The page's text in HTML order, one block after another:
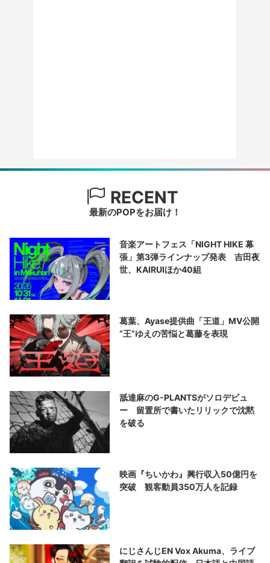
RECENT
最新のPOPをお届け！
音楽アートフェス「NIGHT HIKE 幕
張」第3弾ラインナップ発表 吉田夜
世、KAIRUIほか40組
葛葉、Ayase提供曲「王道」MV公開
“王”ゆえの苦悩と葛藤を表現
舐達麻のG-PLANTSがソロデビュ
ー 留置所で書いたリリックで沈黙
を破る
映画『ちいかわ』興行収入50億円を
突破 観客動員350万人を記録
にじさんじEN Vox Akuma、ライブ